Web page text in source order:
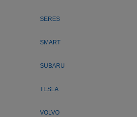
SERES
SMART
SUBARU
TESLA
VOLVO